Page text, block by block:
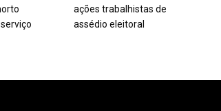
ações trabalhistas de
assédio eleitoral